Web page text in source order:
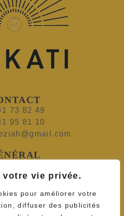
votre vie privée.
pour améliorer votre
diffuser des publicités
73 82 49
95 81 10
ventes
NEWSLETTER: